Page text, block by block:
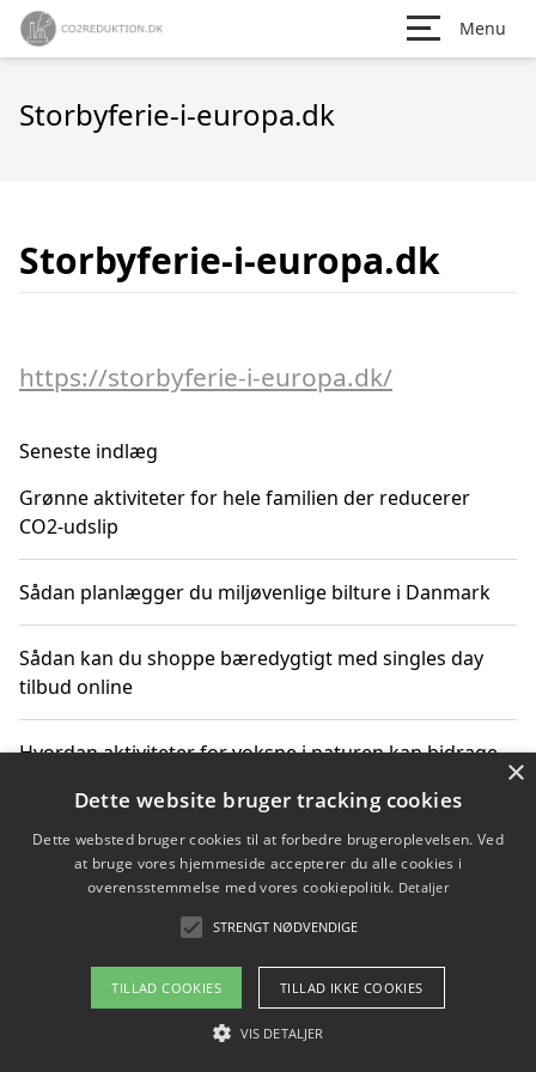
Menu
Storbyferie-i-europa.dk
Storbyferie-i-europa.dk
https://storbyferie-i-europa.dk/
Seneste indlæg
Grønne aktiviteter for hele familien der reducerer
CO2-udslip
Sådan planlægger du miljøvenlige bilture i Danmark
Sådan kan du shoppe bæredygtigt med singles day
tilbud online
Hvordan aktiviteter for voksne i naturen kan bidrage
Sådan planlægger du dine vigtige datoer for CO2-
reduktion
Copyright 2026 - Pilanto Aps
Om / kontakt
×
Dette website bruger tracking cookies
Dette websted bruger cookies til at forbedre brugeroplevelsen. Ved
at bruge vores hjemmeside accepterer du alle cookies i
overensstemmelse med vores cookiepolitik. Detaljer
STRENGT NØDVENDIGE
TILLAD COOKIES TILLAD IKKE COOKIES
VIS DETALJER